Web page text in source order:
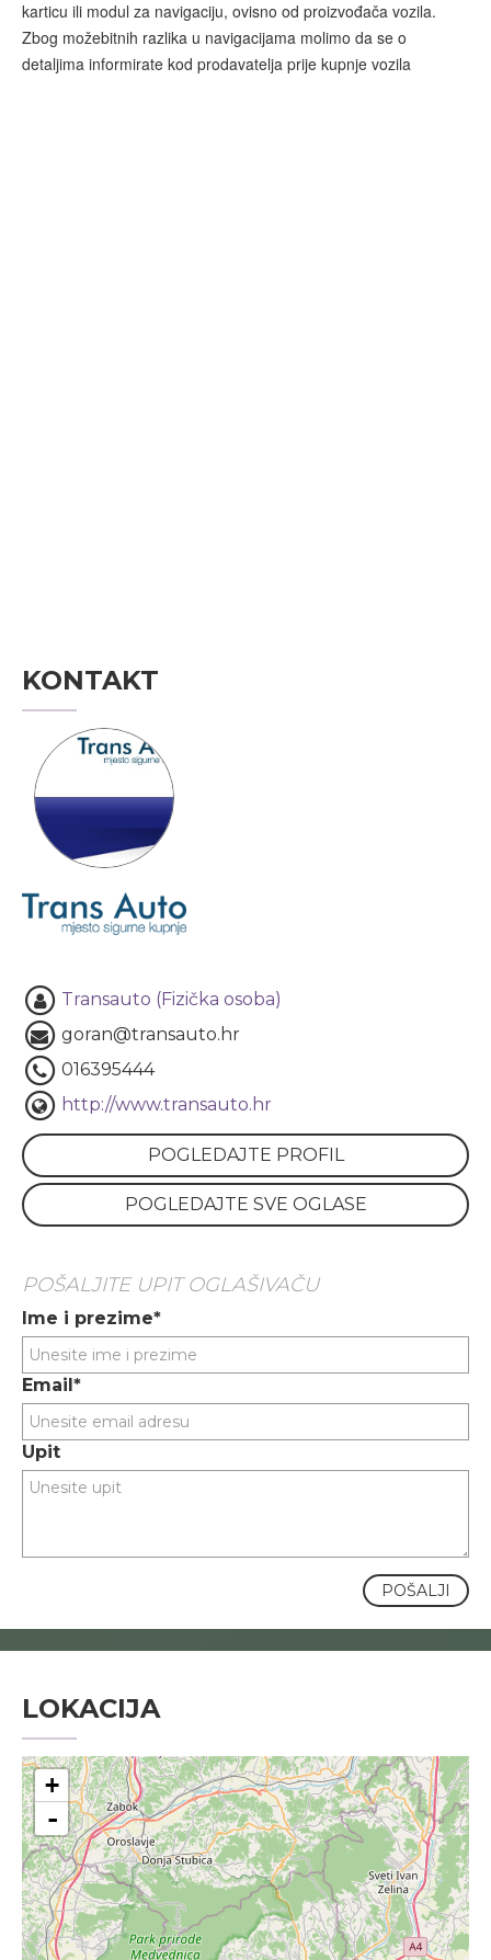
karticu ili modul za navigaciju, ovisno od proizvođača vozila.
Zbog možebitnih razlika u navigacijama molimo da se o
detaljima informirate kod prodavatelja prije kupnje vozila
KONTAKT
Transauto (Fizička osoba)
goran@transauto.hr
016395444
http://www.transauto.hr
POGLEDAJTE PROFIL
POGLEDAJTE SVE OGLASE
POŠALJITE UPIT OGLAŠIVAČU
Ime i prezime*
Email*
Upit
POŠALJI
LOKACIJA
+
-